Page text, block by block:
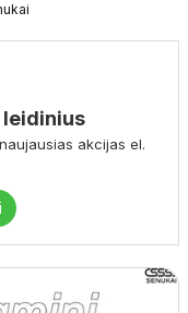
akcijas el.